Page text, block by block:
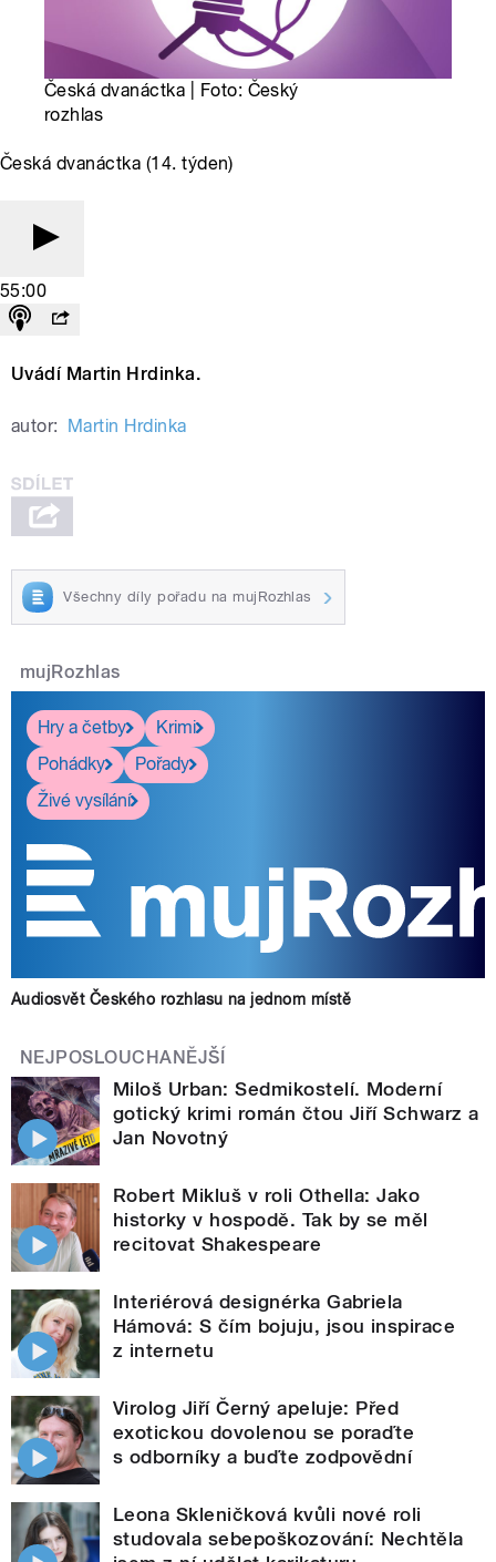
Česká dvanáctka | Foto: Český
rozhlas
Česká dvanáctka (14. týden)
55:00
Uvádí Martin Hrdinka.
autor: Martin Hrdinka
Všechny díly pořadu na mujRozhlas
mujRozhlas
Hry a četby
Krimi
Pohádky
Pořady
Živé vysílání
Audiosvět Českého rozhlasu na jednom místě
NEJPOSLOUCHANĚJŠÍ
Miloš Urban: Sedmikostelí. Moderní
gotický krimi román čtou Jiří Schwarz a
Jan Novotný
Robert Mikluš v roli Othella: Jako
historky v hospodě. Tak by se měl
recitovat Shakespeare
Interiérová designérka Gabriela
Hámová: S čím bojuju, jsou inspirace
z internetu
Virolog Jiří Černý apeluje: Před
exotickou dovolenou se poraďte
s odborníky a buďte zodpovědní
Leona Skleničková kvůli nové roli
studovala sebepoškozování: Nechtěla